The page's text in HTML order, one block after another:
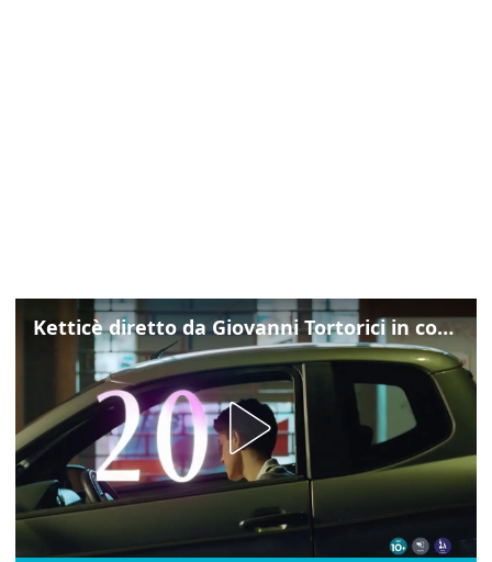
Ketticè diretto da Giovanni Tortorici in concorso al Locarno Film Festival